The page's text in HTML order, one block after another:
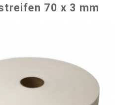
70 x 3 mm